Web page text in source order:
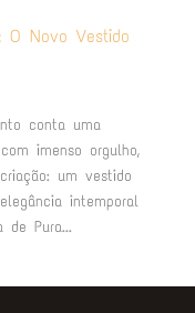
Novo Vestido
conta uma
imenso orgulho,
um vestido
intemporal
de Pura...